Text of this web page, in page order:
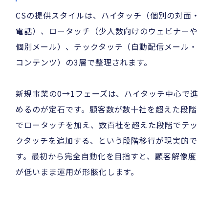
CSの提供スタイルは、ハイタッチ（個別の対面・
電話）、ロータッチ（少人数向けのウェビナーや
個別メール）、テックタッチ（自動配信メール・
コンテンツ）の3層で整理されます。
新規事業の0→1フェーズは、ハイタッチ中心で進
めるのが定石です。顧客数が数十社を超えた段階
でロータッチを加え、数百社を超えた段階でテッ
クタッチを追加する、という段階移行が現実的で
す。最初から完全自動化を目指すと、顧客解像度
が低いまま運用が形骸化します。